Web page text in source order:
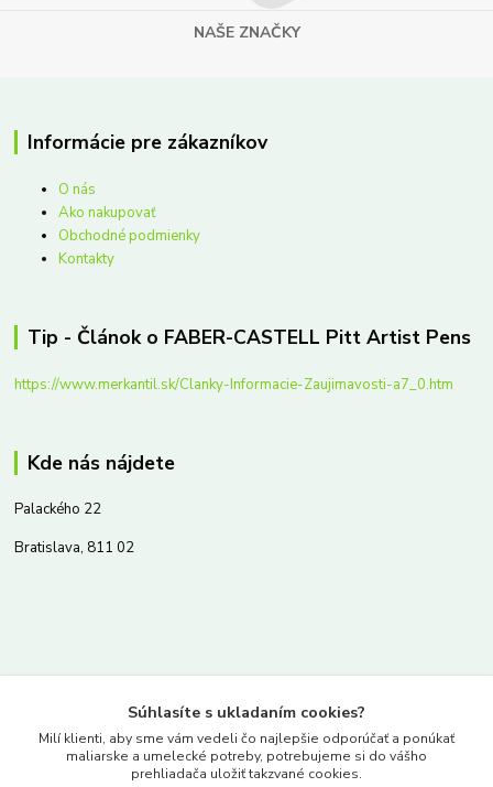
NAŠE ZNAČKY
Informácie pre zákazníkov
O nás
Ako nakupovať
Obchodné podmienky
Kontakty
Tip - Článok o FABER-CASTELL Pitt Artist Pens
https://www.merkantil.sk/Clanky-Informacie-Zaujimavosti-a7_0.htm
Kde nás nájdete
Palackého 22
Bratislava, 811 02
www.merkantil.sk
Súhlasíte s ukladaním cookies?
Milí klienti, aby sme vám vedeli čo najlepšie odporúčať a ponúkať
maliarske a umelecké potreby, potrebujeme si do vášho
prehliadača uložiť takzvané cookies.